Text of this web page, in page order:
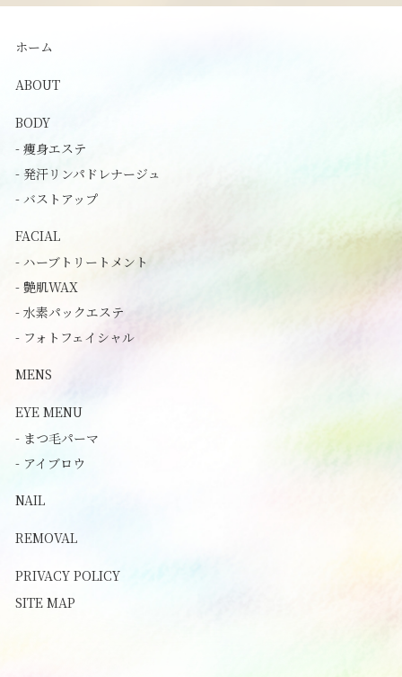
ホーム
ABOUT
BODY
- 痩身エステ
- 発汗リンパドレナージュ
- バストアップ
FACIAL
- ハーブトリートメント
- 艶肌WAX
- 水素パックエステ
- フォトフェイシャル
MENS
EYE MENU
- まつ毛パーマ
- アイブロウ
NAIL
REMOVAL
PRIVACY POLICY
SITE MAP